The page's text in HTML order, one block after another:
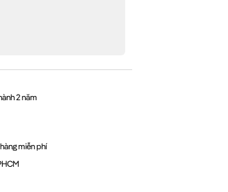
2 năm
miễn phí